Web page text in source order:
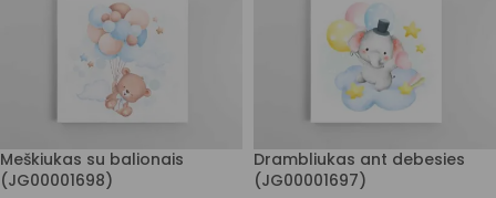
Meškiukas su balionais
(JG00001698)
Drambliukas ant debesies
(JG00001697)